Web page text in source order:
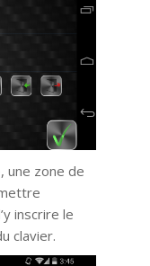
une zone de
inscrire le
clavier.